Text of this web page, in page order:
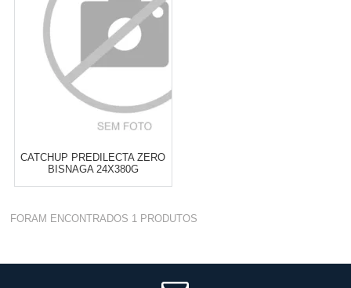
CATCHUP PREDILECTA ZERO
BISNAGA 24X380G
Varejo: R$ 4.050,70
10 x de R$ 255,09
FORAM ENCONTRADOS 1 PRODUTOS